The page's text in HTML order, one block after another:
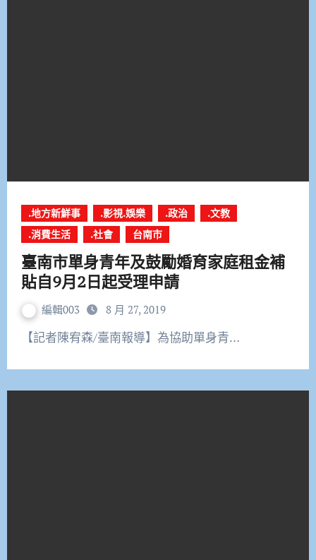
.地方新鮮事 .影視.娛樂 .政治
.文教
.消費生活
.社會 台南市
臺南市單身青年及鼓勵婚育家庭租金補
貼自9月2日起受理申請
編輯003 8 月 27, 2019
【記者陳宥森/臺南報導】為協助單身青…